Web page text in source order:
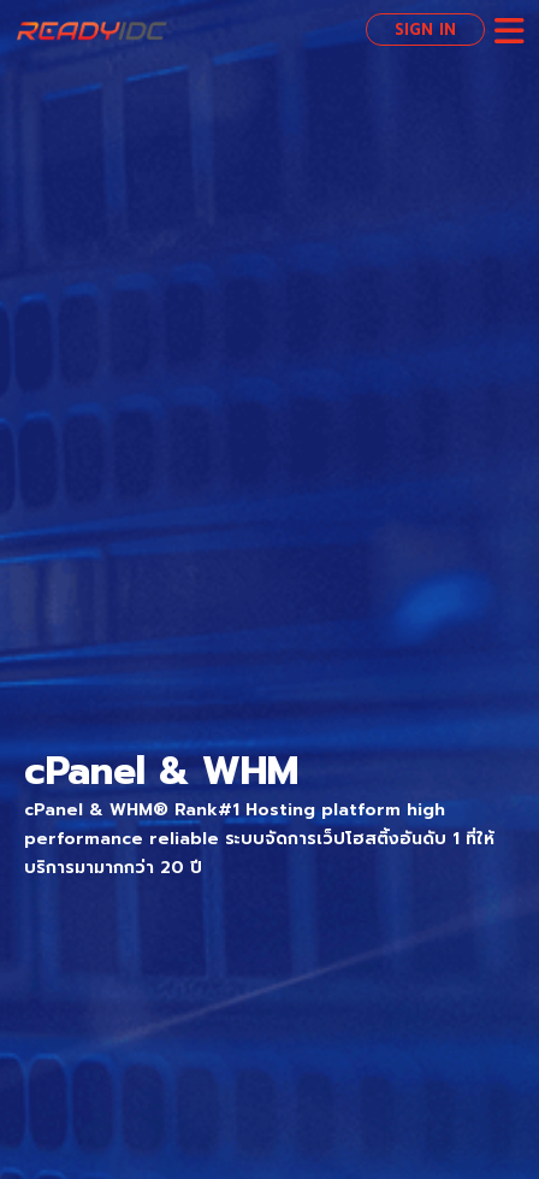
SIGN IN
cPanel & WHM
cPanel & WHM® Rank#1 Hosting platform high
performance reliable ระบบจัดการเว็ปโฮสติ้งอันดับ 1 ที่ให้
บริการมามากกว่า 20 ปี